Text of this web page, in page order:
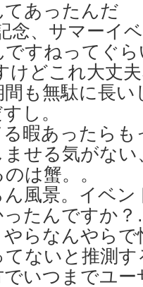
あったんだ
念、サマーイ
すねってぐ
けどこれ大丈
も無駄に長
し。
暇あったら
せる気がな
は蟹。。
風景。イベ
ったんですか
らなんやら
ないと推測
いつまでユ